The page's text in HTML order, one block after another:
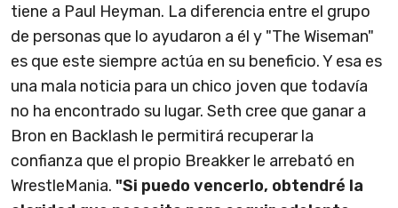
tiene a Paul Heyman. La diferencia entre el grupo
de personas que lo ayudaron a él y "The Wiseman"
es que este siempre actúa en su beneficio. Y esa es
una mala noticia para un chico joven que todavía
no ha encontrado su lugar. Seth cree que ganar a
Bron en Backlash le permitirá recuperar la
confianza que el propio Breakker le arrebató en
WrestleMania. "Si puedo vencerlo, obtendré la